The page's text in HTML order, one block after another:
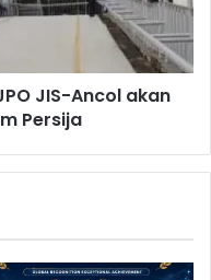
JIS-Ancol akan
Persija